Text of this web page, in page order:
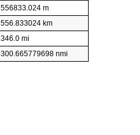
556833.024 m
556.833024 km
346.0 mi
300.665779698 nmi